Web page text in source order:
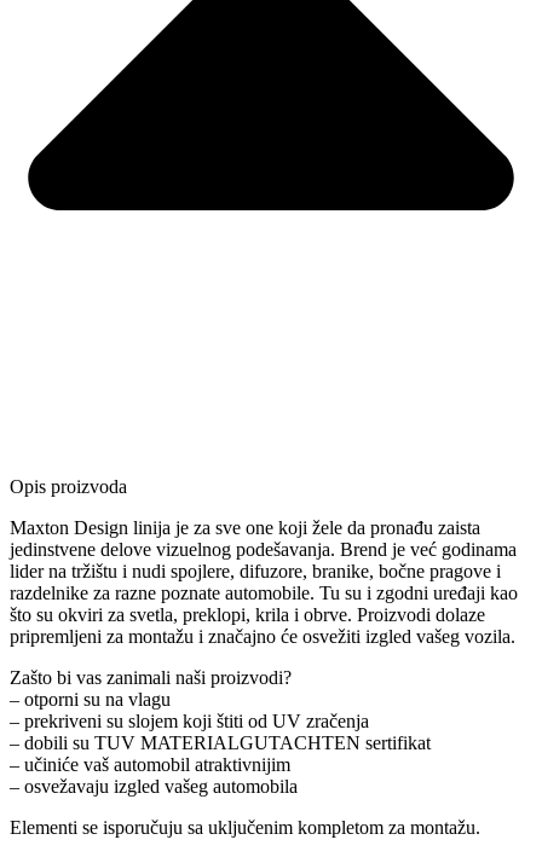
Opis proizvoda
Maxton Design linija je za sve one koji žele da pronađu zaista
jedinstvene delove vizuelnog podešavanja. Brend je već godinama
lider na tržištu i nudi spojlere, difuzore, branike, bočne pragove i
razdelnike za razne poznate automobile. Tu su i zgodni uređaji kao
što su okviri za svetla, preklopi, krila i obrve. Proizvodi dolaze
pripremljeni za montažu i značajno će osvežiti izgled vašeg vozila.
Zašto bi vas zanimali naši proizvodi?
– otporni su na vlagu
– prekriveni su slojem koji štiti od UV zračenja
– dobili su TUV MATERIALGUTACHTEN sertifikat
– učiniće vaš automobil atraktivnijim
– osvežavaju izgled vašeg automobila
Elementi se isporučuju sa uključenim kompletom za montažu.